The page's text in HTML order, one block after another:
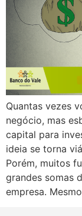
Quantas vezes
negócio, mas
capital para
ideia se torna
Porém, muitos
grandes somas
empresa.